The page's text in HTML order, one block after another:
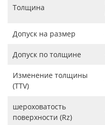
Толщина
Допуск на размер
Допуск по толщине
Изменение толщины
(TTV)
шероховатость
поверхности (Rz)